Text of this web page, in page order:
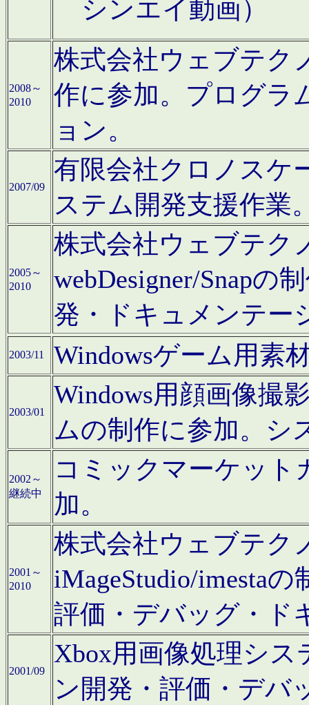
シンエイ動画）
2008～
2010
株式会社ウェブテク
作に参加。プログラ
ョン。
2007/09
有限会社クロノスケ
ステム開発支援作業
2005～
2010
株式会社ウェブテク
webDesigner/Snapの
発・ドキュメンテー
2003/11 Windowsゲーム用素
2003/01
Windows用顔画像撮
ムの制作に参加。シ
2002～
継続中
コミックマーケット
加。
2001～
2010
株式会社ウェブテク
iMageStudio/imesta
評価・デバッグ・ド
2001/09
Xbox用画像処理シ
ン開発・評価・デバ